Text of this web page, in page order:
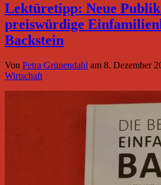
Lektüretipp: Neue
preiswürdige
Backstein
Von Petra Grünendahl am 8. Dezember
Wirtschaft